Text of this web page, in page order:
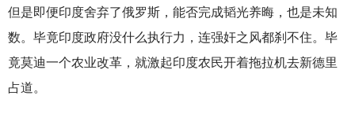
但是即便印度舍弃了俄罗斯，能否完成韬光养晦，也是未知
数。毕竟印度政府没什么执行力，连强奸之风都刹不住。毕
竟莫迪一个农业改革，就激起印度农民开着拖拉机去新德里
占道。